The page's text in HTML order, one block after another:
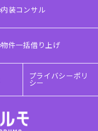
内装コンサル
物件一括借り上げ
プライバシーポリ
シー